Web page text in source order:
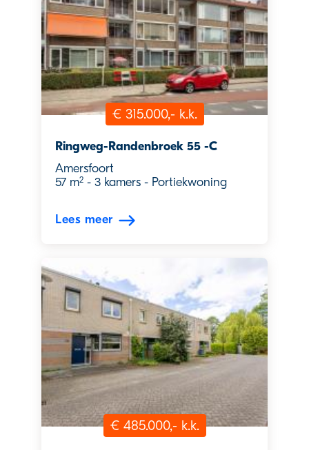
€ 315.000,- k.k.
Ringweg-Randenbroek 55 -C
Amersfoort
57 m2 - 3 kamers - Portiekwoning
Lees meer
€ 485.000,- k.k.